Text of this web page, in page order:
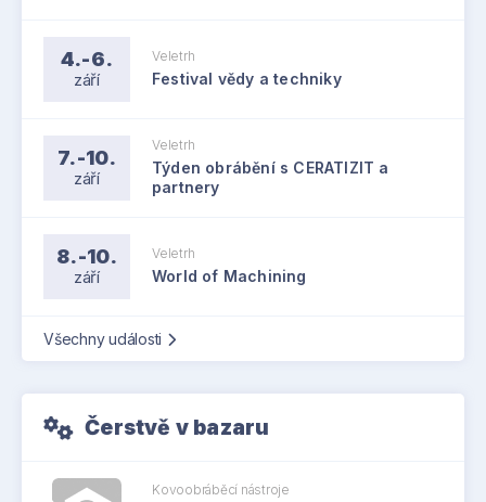
4.-6.
září
Veletrh
Festival vědy a techniky
7.-10.
září
Veletrh
Týden obrábění s CERATIZIT a
partnery
8.-10.
září
Veletrh
World of Machining
Všechny události
Čerstvě v bazaru
Kovoobráběcí nástroje